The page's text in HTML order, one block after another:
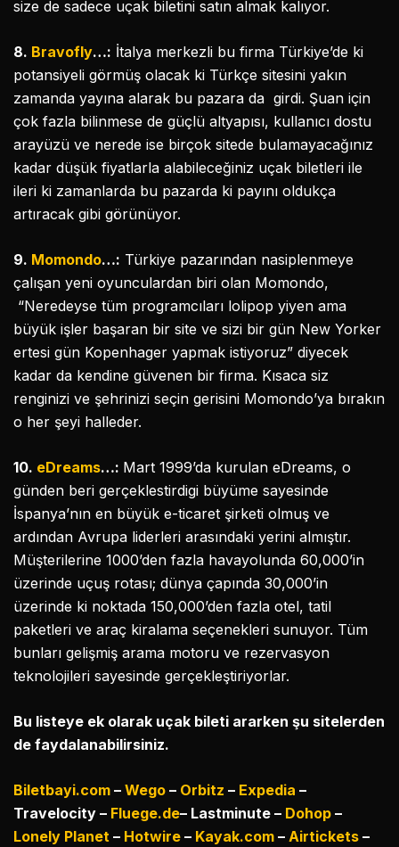
size de sadece uçak biletini satın almak kalıyor.
8. Bravofly…: İtalya merkezli bu firma Türkiye’de ki
potansiyeli görmüş olacak ki Türkçe sitesini yakın
zamanda yayına alarak bu pazara da girdi. Şuan için
çok fazla bilinmese de güçlü altyapısı, kullanıcı dostu
arayüzü ve nerede ise birçok sitede bulamayacağınız
kadar düşük fiyatlarla alabileceğiniz uçak biletleri ile
ileri ki zamanlarda bu pazarda ki payını oldukça
artıracak gibi görünüyor.
9. Momondo…: Türkiye pazarından nasiplenmeye
çalışan yeni oyunculardan biri olan Momondo,
“Neredeyse tüm programcıları lolipop yiyen ama
büyük işler başaran bir site ve sizi bir gün New Yorker
ertesi gün Kopenhager yapmak istiyoruz” diyecek
kadar da kendine güvenen bir firma. Kısaca siz
renginizi ve şehrinizi seçin gerisini Momondo’ya bırakın
o her şeyi halleder.
10. eDreams…: Mart 1999’da kurulan eDreams, o
günden beri gerçeklestirdigi büyüme sayesinde
İspanya’nın en büyük e-ticaret şirketi olmuş ve
ardından Avrupa liderleri arasındaki yerini almıştır.
Müşterilerine 1000’den fazla havayolunda 60,000’in
üzerinde uçuş rotası; dünya çapında 30,000’in
üzerinde ki noktada 150,000’den fazla otel, tatil
paketleri ve araç kiralama seçenekleri sunuyor. Tüm
bunları gelişmiş arama motoru ve rezervasyon
teknolojileri sayesinde gerçekleştiriyorlar.
Bu listeye ek olarak uçak bileti ararken şu sitelerden
de faydalanabilirsiniz.
Biletbayi.com – Wego – Orbitz – Expedia –
Travelocity – Fluege.de– Lastminute – Dohop –
Lonely Planet – Hotwire – Kayak.com – Airtickets –